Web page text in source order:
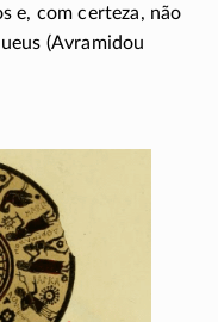
e, com certeza, não
(Avramidou